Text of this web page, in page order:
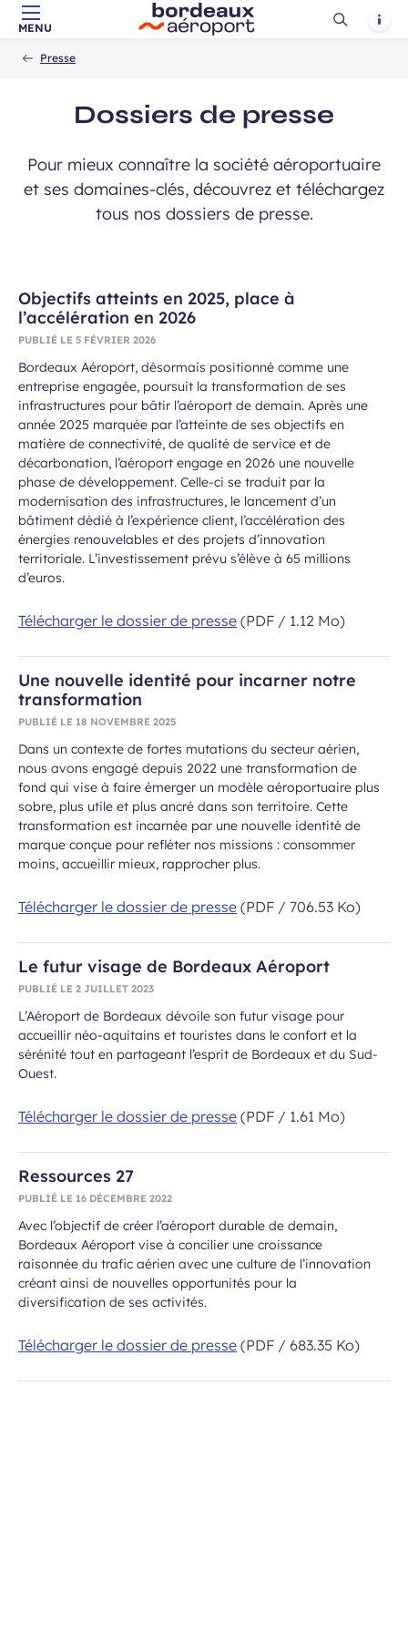
Aller au contenu principal
Aller à la navigation
Aller à la
MENU
Ouvrir
Presse
Dossiers de presse
Pour mieux connaître la société aéroportuaire
et ses domaines-clés, découvrez et téléchargez
tous nos dossiers de presse.
Objectifs atteints en 2025, place à
l’accélération en 2026
PUBLIÉ LE 5 FÉVRIER 2026
Bordeaux Aéroport, désormais positionné comme une
entreprise engagée, poursuit la transformation de ses
infrastructures pour bâtir l’aéroport de demain. Après une
année 2025 marquée par l’atteinte de ses objectifs en
matière de connectivité, de qualité de service et de
décarbonation, l’aéroport engage en 2026 une nouvelle
phase de développement. Celle-ci se traduit par la
modernisation des infrastructures, le lancement d’un
bâtiment dédié à l’expérience client, l’accélération des
énergies renouvelables et des projets d’innovation
territoriale. L’investissement prévu s’élève à 65 millions
d’euros.
Télécharger le dossier de presse (PDF / 1.12 Mo)
Une nouvelle identité pour incarner notre
transformation
PUBLIÉ LE 18 NOVEMBRE 2025
Dans un contexte de fortes mutations du secteur aérien,
nous avons engagé depuis 2022 une transformation de
fond qui vise à faire émerger un modèle aéroportuaire plus
sobre, plus utile et plus ancré dans son territoire. Cette
transformation est incarnée par une nouvelle identité de
marque conçue pour refléter nos missions : consommer
moins, accueillir mieux, rapprocher plus.
Télécharger le dossier de presse (PDF / 706.53 Ko)
Le futur visage de Bordeaux Aéroport
PUBLIÉ LE 2 JUILLET 2023
L’Aéroport de Bordeaux dévoile son futur visage pour
accueillir néo-aquitains et touristes dans le confort et la
sérénité tout en partageant l’esprit de Bordeaux et du Sud-
Ouest.
Télécharger le dossier de presse (PDF / 1.61 Mo)
Ressources 27
PUBLIÉ LE 16 DÉCEMBRE 2022
Avec l’objectif de créer l’aéroport durable de demain,
Bordeaux Aéroport vise à concilier une croissance
raisonnée du trafic aérien avec une culture de l’innovation
créant ainsi de nouvelles opportunités pour la
diversification de ses activités.
Télécharger le dossier de presse (PDF / 683.35 Ko)